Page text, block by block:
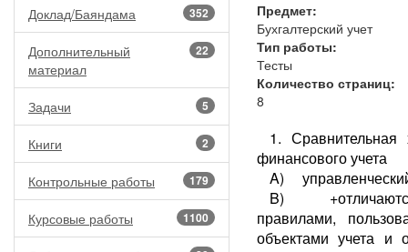
352
Доклад/Баяндама
22
Дополнительный
материал
5
Задачи
2
Книги
179
Контрольные работы
1100
Курсовые работы
Предмет:
Бухгалтерский учет
Тип работы:
Тесты
Количество страниц:
8
1. Сравнительная
финансового учета
A)
B) +отличаются
правилами,
объектами учета и